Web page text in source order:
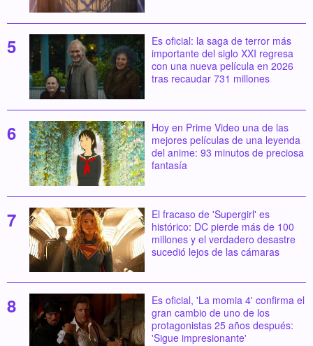
Es oficial: la saga de terror más
importante del siglo XXI regresa
con una nueva película en 2026
tras recaudar 731 millones
Hoy en Prime Video una de las
mejores películas de una leyenda
del anime: 93 minutos de preciosa
fantasía
El fracaso de 'Supergirl' es
histórico: DC pierde más de 100
millones y el verdadero desastre
sucedió lejos de las cámaras
Es oficial, 'La momia 4' confirma el
gran cambio de uno de los
protagonistas 25 años después:
'Sigue impresionante'